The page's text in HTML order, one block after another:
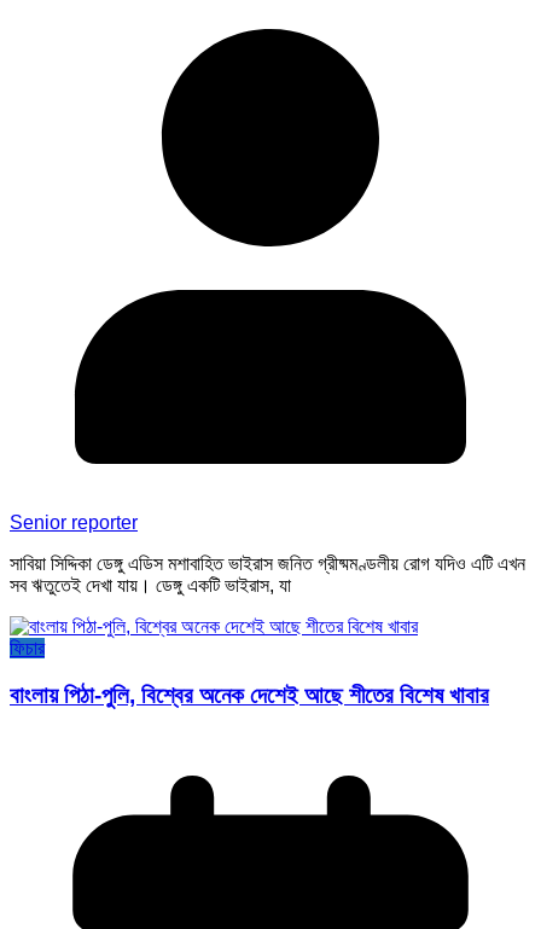
Senior reporter
সাবিয়া সিদ্দিকা ডেঙ্গু এডিস মশাবাহিত ভাইরাস জনিত গ্রীষ্মমণ্ডলীয় রোগ যদিও এটি এখন
সব ঋতুতেই দেখা যায়। ডেঙ্গু একটি ভাইরাস, যা
ফিচার
বাংলায় পিঠা-পুলি, বিশ্বের অনেক দেশেই আছে শীতের বিশেষ খাবার